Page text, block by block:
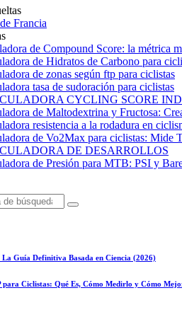
Francia
de Compound Score: la métrica
de Hidratos de Carbono para
de zonas según ftp para ciclistas
tasa de sudoración para ciclistas
CYCLING SCORE
de Maltodextrina y Fructosa:
resistencia a la rodadura en
de Vo2Max para ciclistas: Mide
DE DESARROLLOS
de Presión para MTB: PSI y
Guía Definitiva Basada en Ciencia (2026)
Ciclistas: Qué Es, Cómo Medirlo y Cómo